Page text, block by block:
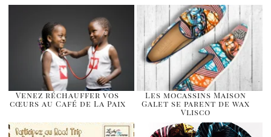
Venez réchauffer vos
cœurs au Café de La Paix
Les mocassins Maison
Galet se parent de wax
Vlisco